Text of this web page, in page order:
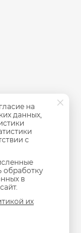
на
данных,
с
обработку
в
их